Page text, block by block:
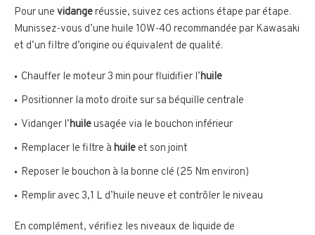
Pour une vidangeréussie, suivez ces actions étape par étape.
Munissez-vous d’une huile 10W-40 recommandée par Kawasaki
et d’un filtre d’origine ou équivalent de qualité.
Chauffer le moteur 3 min pour fluidifier l’huile
Positionner la moto droite sur sa béquille centrale
Vidanger l’huileusagée via le bouchon inférieur
Remplacer le filtre à huile et son joint
Reposer le bouchon à la bonne clé (25 Nm environ)
Remplir avec 3,1 L d’huile neuve et contrôler le niveau
En complément, vérifiez les niveaux de liquide de